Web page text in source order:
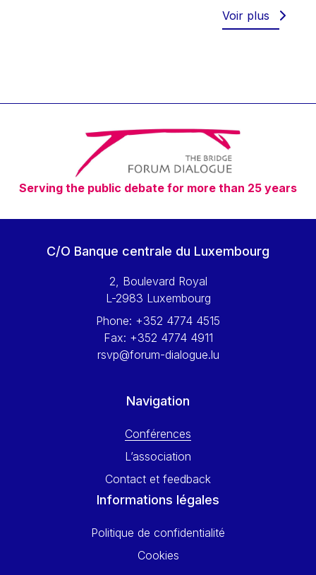
Timothy Radcliffe
Vaclav Klaus
Vassilios Skouris
Vítor Manuel da Silva Caldeira
Viviane Reding
Walter Hagg
Wolfgang Ketterle
Yossi Beillin
Yves FRANCHET
Voir plus
Serving the public debate for more than 25 years
C/O Banque centrale du Luxembourg
2, Boulevard Royal
L-2983 Luxembourg
Phone: +352 4774 4515
Fax: +352 4774 4911
rsvp@forum-dialogue.lu
Navigation
Conférences
L’association
Contact et feedback
Informations légales
Politique de confidentialité
Cookies